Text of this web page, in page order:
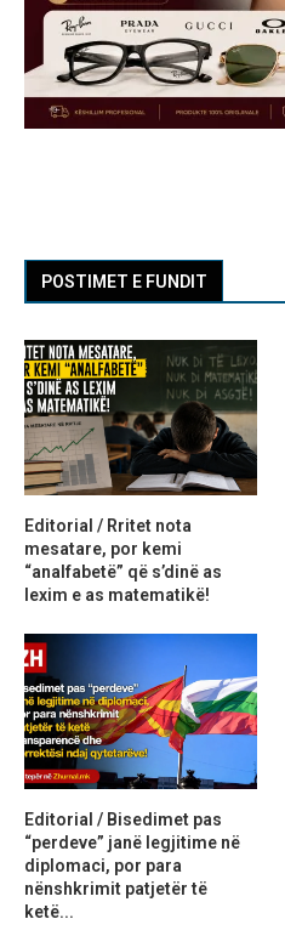
POSTIMET E FUNDIT
Editorial / Rritet nota
mesatare, por kemi
“analfabetë” që s’dinë as
lexim e as matematikë!
Editorial / Bisedimet pas
“perdeve” janë legjitime në
diplomaci, por para
nënshkrimit patjetër të
ketë...